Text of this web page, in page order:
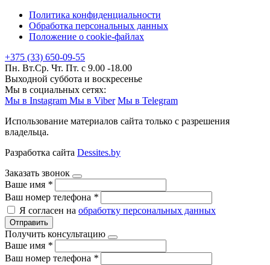
Политика конфиденциальности
Обработка персональных данных
Положение о cookie-файлах
+375 (33) 650-09-55
Пн. Вт.Ср. Чт. Пт. с 9.00 -18.00
Выходной суббота и воскресенье
Мы в социальных сетях:
Мы в Instagram Мы в Viber Мы в Telegram
Использование материалов сайта только с разрешения
владельца.
Разработка сайта Dessites.by
Заказать звонок
Ваше имя *
Ваш номер телефона *
Я согласен на обработку персональных данных
Отправить
Получить консультацию
Ваше имя *
Ваш номер телефона *